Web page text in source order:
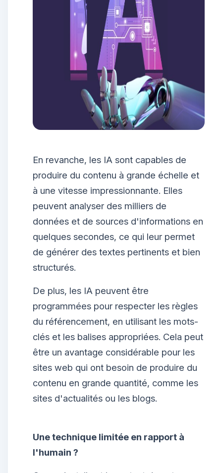
En revanche, les IA sont capables de
produire du contenu à grande échelle et
à une vitesse impressionnante. Elles
peuvent analyser des milliers de
données et de sources d'informations en
quelques secondes, ce qui leur permet
de générer des textes pertinents et bien
structurés.
De plus, les IA peuvent être
programmées pour respecter les règles
du référencement, en utilisant les mots-
clés et les balises appropriées. Cela peut
être un avantage considérable pour les
sites web qui ont besoin de produire du
contenu en grande quantité, comme les
sites d'actualités ou les blogs.
Une technique limitée en rapport à
l'humain ?